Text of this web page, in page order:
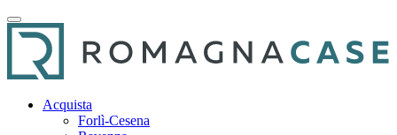
Acquista
Forlì-Cesena